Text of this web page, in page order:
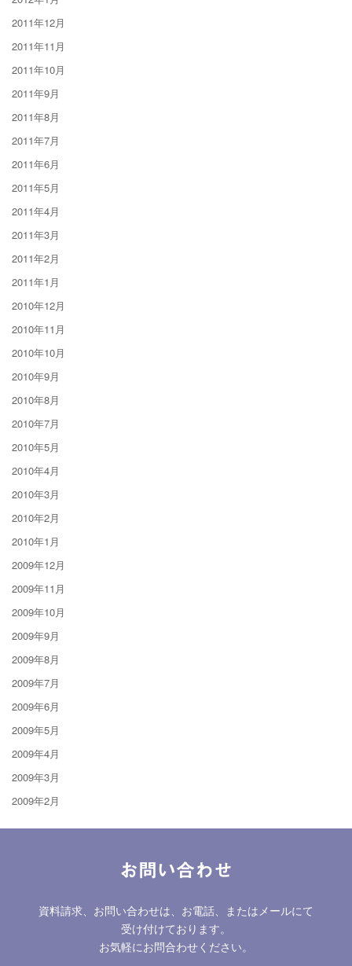
2011年12月
2011年11月
2011年10月
2011年9月
2011年8月
2011年7月
2011年6月
2011年5月
2011年4月
2011年3月
2011年2月
2011年1月
2010年12月
2010年11月
2010年10月
2010年9月
2010年8月
2010年7月
2010年5月
2010年4月
2010年3月
2010年2月
2010年1月
2009年12月
2009年11月
2009年10月
2009年9月
2009年8月
2009年7月
2009年6月
2009年5月
2009年4月
2009年3月
2009年2月
お問い合わせ
資料請求、お問い合わせは、お電話、またはメールにて
受け付けております。
お気軽にお問合わせください。